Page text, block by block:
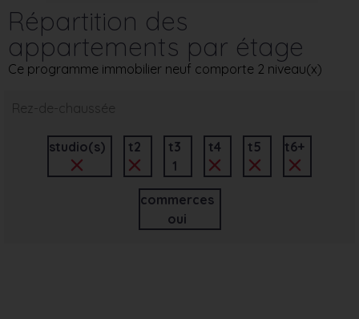
Répartition des
appartements par étage
Ce programme immobilier neuf comporte 2 niveau(x)
Rez-de-chaussée
studio(s) t2
t3
1
t4 t5 t6+
commerces
oui